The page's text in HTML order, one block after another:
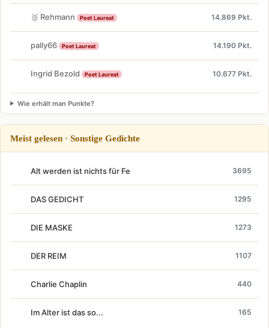
🥉 Rehmann Poet Laureat 14.869 Pkt.
pally66 Poet Laureat 14.190 Pkt.
Ingrid Bezold Poet Laureat 10.677 Pkt.
Wie erhält man Punkte?
Meist gelesen · Sonstige Gedichte
Alt werden ist nichts für Fe 3695
DAS GEDICHT 1295
DIE MASKE 1273
DER REIM 1107
Charlie Chaplin 440
Im Alter ist das so... 165